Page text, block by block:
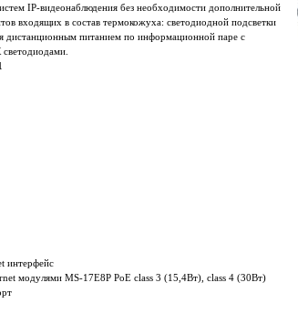
IP-видеонаблюдения без необходимости дополнительной
входящих в состав термокожуха: светодиодной подсветки
дистанционным питанием по информационной паре с
интерфейс
модулями MS-17E8P PoE class 3 (15,4Вт), class 4 (30Вт)